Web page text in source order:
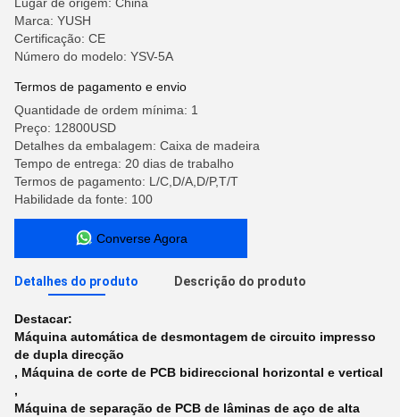
Marca: YUSH
Certificação: CE
Número do modelo: YSV-5A
Termos de pagamento e envio
Quantidade de ordem mínima: 1
Preço: 12800USD
Detalhes da embalagem: Caixa de madeira
Tempo de entrega: 20 dias de trabalho
Termos de pagamento: L/C,D/A,D/P,T/T
Habilidade da fonte: 100
Converse Agora
Detalhes do produto Descrição do produto
Destacar:
Máquina automática de desmontagem de circuito impresso
de dupla direcção
, Máquina de corte de PCB bidireccional horizontal e vertical
,
Máquina de separação de PCB de lâminas de aço de alta